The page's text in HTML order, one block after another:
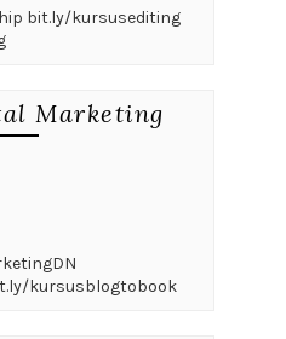
bit.ly/kursusediting
Marketing
kursusblogtobook